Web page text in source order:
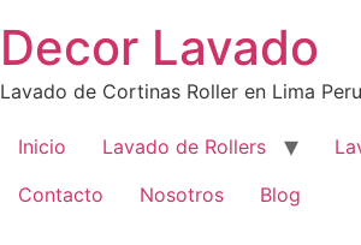
al
contenido
Decor Lavado
Lavado de Cortinas Roller en Lima Peru
Inicio Lavado de Rollers
Contacto
Nosotros Blog